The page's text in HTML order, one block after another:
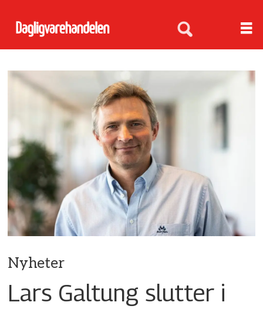
Nyheter
Lars Galtung slutter i